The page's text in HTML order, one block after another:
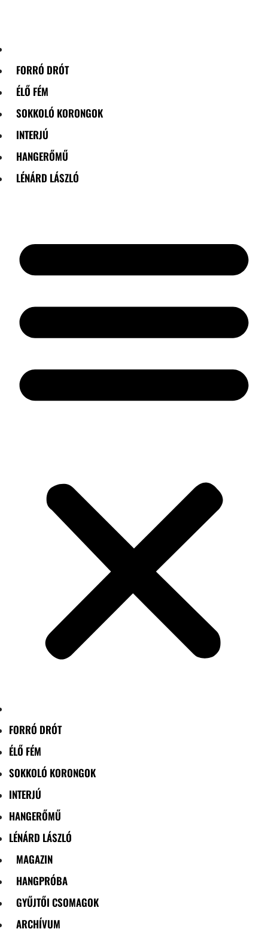
FORRÓ DRÓT
ÉLŐ FÉM
SOKKOLÓ KORONGOK
INTERJÚ
HANGERŐMŰ
LÉNÁRD LÁSZLÓ
FORRÓ DRÓT
ÉLŐ FÉM
SOKKOLÓ KORONGOK
INTERJÚ
HANGERŐMŰ
LÉNÁRD LÁSZLÓ
MAGAZIN
HANGPRÓBA
GYŰJTŐI CSOMAGOK
ARCHÍVUM